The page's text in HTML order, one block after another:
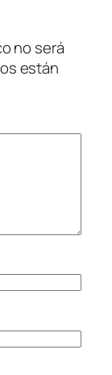
no será
están